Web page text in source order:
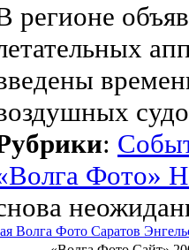
регионе
:
Фото»
Волга Фото Саратов